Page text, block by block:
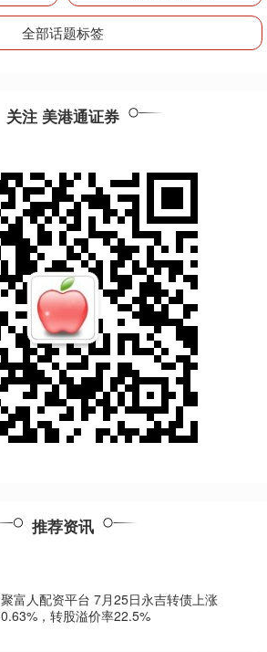
全部话题标签
关注 美港通证券
推荐资讯
聚富人配资平台 7月25日永吉转债上涨
0.63%，转股溢价率22.5%